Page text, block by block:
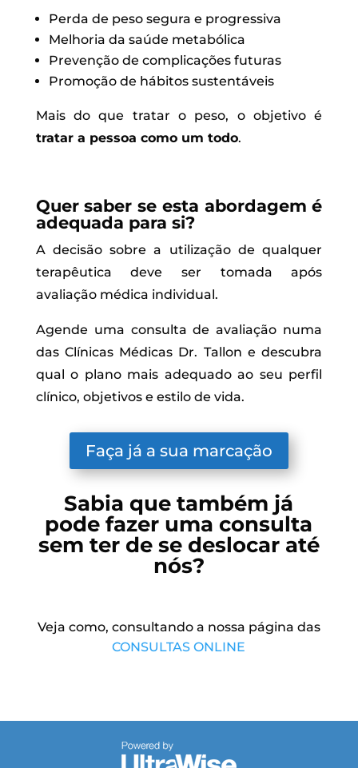
Perda de peso segura e progressiva
Melhoria da saúde metabólica
Prevenção de complicações futuras
Promoção de hábitos sustentáveis
Mais do que tratar o peso, o objetivo é
tratar a pessoa como um todo.
Quer saber se esta abordagem é
adequada para si?
A decisão sobre a utilização de qualquer
terapêutica deve ser tomada após
avaliação médica individual.
Agende uma consulta de avaliação numa
das Clínicas Médicas Dr. Tallon e descubra
qual o plano mais adequado ao seu perfil
clínico, objetivos e estilo de vida.
Faça já a sua marcação
Sabia que também já
pode fazer uma consulta
sem ter de se deslocar até
nós?
Veja como, consultando a nossa página das
CONSULTAS ONLINE